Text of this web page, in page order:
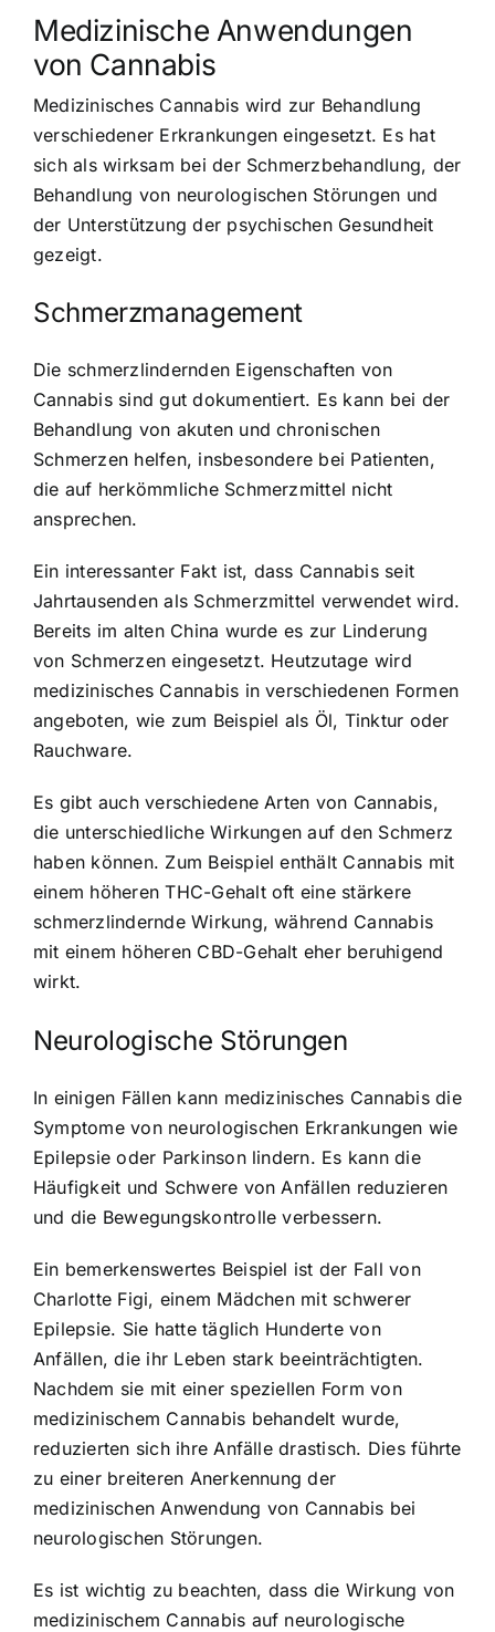
Medizinische Anwendungen
von Cannabis
Medizinisches Cannabis wird zur Behandlung
verschiedener Erkrankungen eingesetzt. Es hat
sich als wirksam bei der Schmerzbehandlung, der
Behandlung von neurologischen Störungen und
der Unterstützung der psychischen Gesundheit
gezeigt.
Schmerzmanagement
Die schmerzlindernden Eigenschaften von
Cannabis sind gut dokumentiert. Es kann bei der
Behandlung von akuten und chronischen
Schmerzen helfen, insbesondere bei Patienten,
die auf herkömmliche Schmerzmittel nicht
ansprechen.
Ein interessanter Fakt ist, dass Cannabis seit
Jahrtausenden als Schmerzmittel verwendet wird.
Bereits im alten China wurde es zur Linderung
von Schmerzen eingesetzt. Heutzutage wird
medizinisches Cannabis in verschiedenen Formen
angeboten, wie zum Beispiel als Öl, Tinktur oder
Rauchware.
Es gibt auch verschiedene Arten von Cannabis,
die unterschiedliche Wirkungen auf den Schmerz
haben können. Zum Beispiel enthält Cannabis mit
einem höheren THC-Gehalt oft eine stärkere
schmerzlindernde Wirkung, während Cannabis
mit einem höheren CBD-Gehalt eher beruhigend
wirkt.
Neurologische Störungen
In einigen Fällen kann medizinisches Cannabis die
Symptome von neurologischen Erkrankungen wie
Epilepsie oder Parkinson lindern. Es kann die
Häufigkeit und Schwere von Anfällen reduzieren
und die Bewegungskontrolle verbessern.
Ein bemerkenswertes Beispiel ist der Fall von
Charlotte Figi, einem Mädchen mit schwerer
Epilepsie. Sie hatte täglich Hunderte von
Anfällen, die ihr Leben stark beeinträchtigten.
Nachdem sie mit einer speziellen Form von
medizinischem Cannabis behandelt wurde,
reduzierten sich ihre Anfälle drastisch. Dies führte
zu einer breiteren Anerkennung der
medizinischen Anwendung von Cannabis bei
neurologischen Störungen.
Es ist wichtig zu beachten, dass die Wirkung von
medizinischem Cannabis auf neurologische